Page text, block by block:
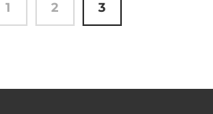
1 2 3